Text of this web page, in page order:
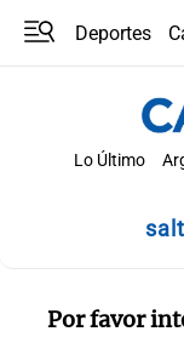
Deportes
Lo Último
Por favor